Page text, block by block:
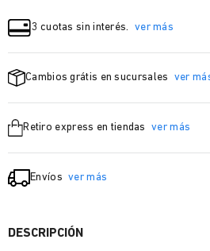
3 cuotas sin interés. ver más
Cambios grátis en sucursales ver
Retiro express en tiendas ver más
Envíos ver más
DESCRIPCIÓN